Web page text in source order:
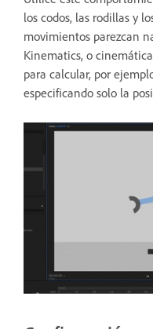
los codos, las rodillas y
movimientos parezcan
Kinematics, o
para calcular, por
especificando solo la